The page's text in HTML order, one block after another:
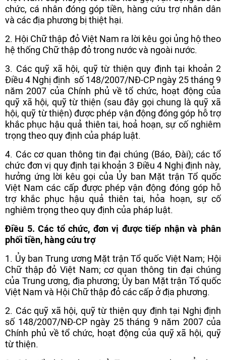
chức, cá nhân đóng góp tiền, hàng cứu trợ nhân dân
và các địa phương bị thiệt hại.
2. Hội Chữ thập đỏ Việt Nam ra lời kêu gọi ủng hộ theo
hệ thống Chữ thập đỏ trong nước và ngoài nước.
3. Các quỹ xã hội, quỹ từ thiện quy định tại khoản 2
Điều 4 Nghị định số 148/2007/NĐ-CP ngày 25 tháng 9
năm 2007 của Chính phủ về tổ chức, hoạt động của
quỹ xã hội, quỹ từ thiện (sau đây gọi chung là quỹ xã
hội, quỹ từ thiện) được phép vận động đóng góp hỗ trợ
khắc phục hậu quả thiên tai, hoả hoạn, sự cố nghiêm
trọng theo quy định của pháp luật.
4. Các cơ quan thông tin đại chúng (Báo, Đài); các tổ
chức đơn vị quy định tại khoản 3 Điều 4 Nghị định này,
hưởng ứng lời kêu gọi của Ủy ban Mặt trận Tổ quốc
Việt Nam các cấp được phép vận động đóng góp hỗ
trợ khắc phục hậu quả thiên tai, hỏa hoạn, sự cố
nghiêm trọng theo quy định của pháp luật.
Điều 5. Các tổ chức, đơn vị được tiếp nhận và phân
phối tiền, hàng cứu trợ
1. Ủy ban Trung ương Mặt trận Tổ quốc Việt Nam; Hội
Chữ thập đỏ Việt Nam; cơ quan thông tin đại chúng
của Trung ương, địa phương; Ủy ban Mặt trận Tổ quốc
Việt Nam và Hội Chữ thập đỏ các cấp ở địa phương.
2. Các quỹ xã hội, quỹ từ thiện quy định tại Nghị định
số 148/2007/NĐ-CP ngày 25 tháng 9 năm 2007 của
Chính phủ về tổ chức, hoạt động của quỹ xã hội, quỹ
từ thiện.